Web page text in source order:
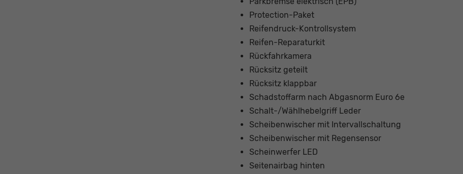
Protection-Paket
Reifendruck-Kontrollsystem
Reifen-Reparaturkit
Rückfahrkamera
Rücksitz geteilt
Rücksitz klappbar
Schadstoffarm nach Abgasnorm Euro 6e
Schalt-/Wählhebelgriff Leder
Scheibenwischer mit Intervallschaltung
Scheibenwischer mit Regensensor
Scheinwerfer LED
Seitenairbag hinten